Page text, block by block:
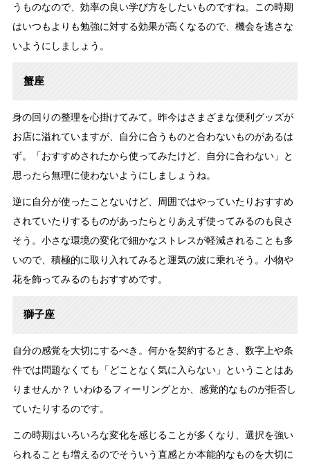
うものなので、効率の良い学び方をしたいものですね。この時期
はいつもよりも勉強に対する効果が高くなるので、機会を逃さな
いようにしましょう。
蟹座
身の回りの整理を心掛けてみて。昨今はさまざまな便利グッズが
お店に溢れていますが、自分に合うものと合わないものがあるは
ず。「おすすめされたから使ってみたけど、自分に合わない」と
思ったら無理に使わないようにしましょうね。
逆に自分が使ったことないけど、周囲ではやっていたりおすすめ
されていたりするものがあったらとりあえず使ってみるのも良さ
そう。小さな環境の変化で細かなストレスが軽減されることも多
いので、積極的に取り入れてみると運気の波に乗れそう。小物や
花を飾ってみるのもおすすめです。
獅子座
自分の感覚を大切にするべき。何かを契約するとき、数字上や条
件では問題なくても「どことなく気に入らない」ということはあ
りませんか？ いわゆるフィーリングとか、感覚的なものが拒否し
ていたりするのです。
この時期はいろいろな変化を感じることが多くなり、選択を強い
られることも増えるのでそういう直感とか本能的なものを大切に